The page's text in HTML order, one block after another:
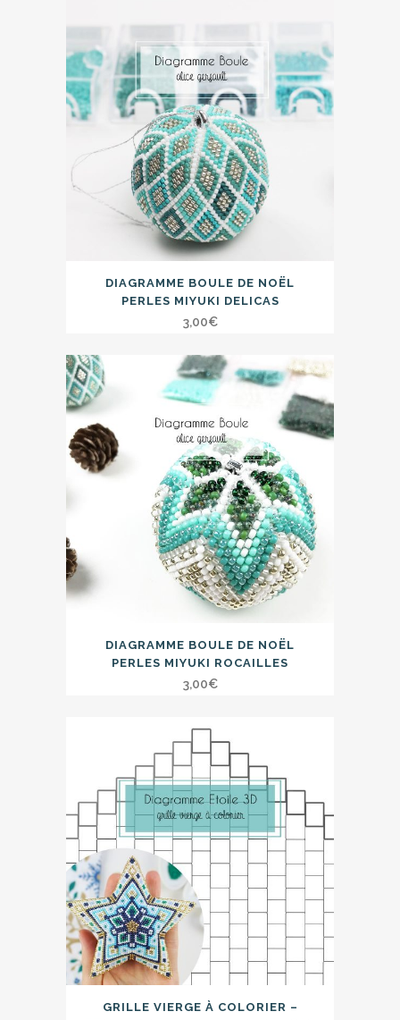
DIAGRAMME BOULE DE NOËL
PERLES MIYUKI DELICAS
3,00€
DIAGRAMME BOULE DE NOËL
PERLES MIYUKI ROCAILLES
3,00€
GRILLE VIERGE À COLORIER –